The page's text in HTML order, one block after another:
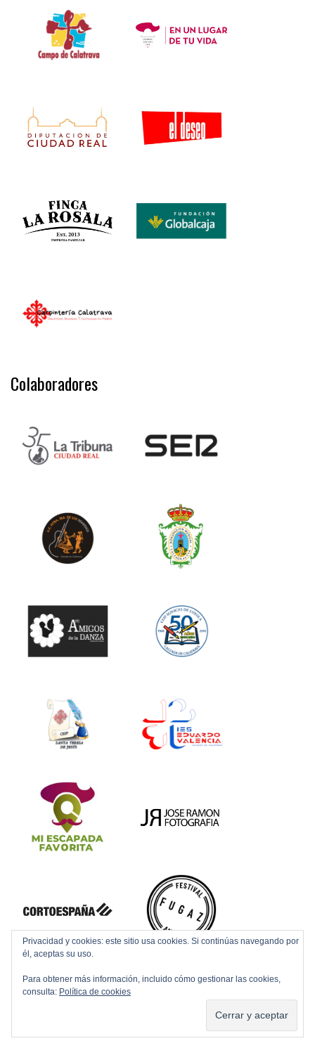
Colaboradores
Privacidad y cookies: este sitio usa cookies. Si continúas navegando por
él, aceptas su uso.
Para obtener más información, incluido cómo gestionar las cookies,
consulta: Política de cookies